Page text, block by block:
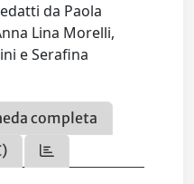
da Paola
Lina Morelli,
e Serafina
completa